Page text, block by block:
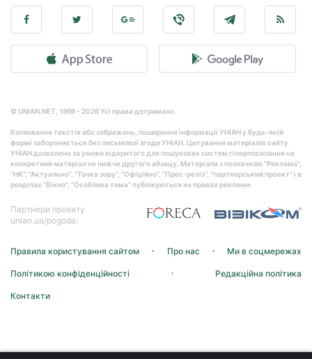
© UNIAN.NET, 1998 - 2026 Усі права дотримано.
Копіювання текстів або зображень, поширення інформації УНІАН у будь-якій
формі забороняється без письмової згоди УНІАН. Цитування матеріалів сайту
УНІАН дозволено за умови відкритого для пошукових систем гіперпосилання на
конкретний матеріал не нижче другого абзацу. Матеріали з позначкою "Реклама",
"НК", "Актуально", "Точка зору", "Офіційно", "Прес-реліз", "партнерський проект" і в
розділах "Вікно", "Особлива тема" публікуються на правах реклами.
Партнери проекту
unian.ua/pogoda:
Правила користування сайтом Про нас Ми в соцмережах
Політикою конфіденційності Редакційна політика
Контакти